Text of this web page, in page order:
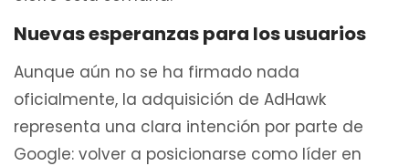
Nuevas esperanzas para los usuarios
Aunque aún no se ha firmado nada
oficialmente, la adquisición de AdHawk
representa una clara intención por parte de
Google: volver a posicionarse como líder en